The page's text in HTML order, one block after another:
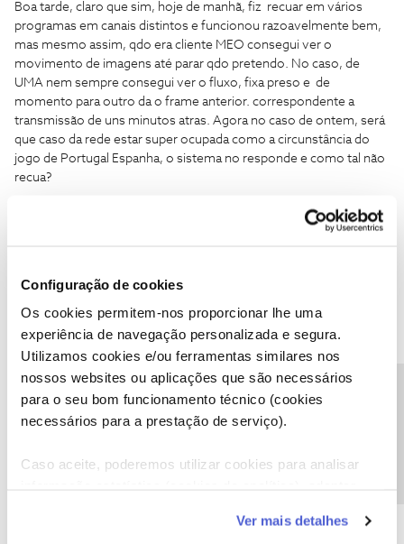
Configuração de cookies
Os cookies permitem-nos proporcionar lhe uma
experiência de navegação personalizada e segura.
Utilizamos cookies e/ou ferramentas similares nos
nossos websites ou aplicações que são necessários
para o seu bom funcionamento técnico (cookies
necessários para a prestação de serviço).
Caso aceite, poderemos utilizar cookies para analisar
funcionalidades (cookies de personalização e
Ver mais detalhes
Boa tarde, claro que sim, hoje de manhã, fiz recuar em vários
programas em canais distintos e funcionou razoavelmente bem,
mas mesmo assim, qdo era cliente MEO consegui ver o
movimento de imagens até parar qdo pretendo. No caso, de
UMA nem sempre consegui ver o fluxo, fixa preso e de
momento para outro da o frame anterior. correspondente a
transmissão de uns minutos atras. Agora no caso de ontem, será
que caso da rede estar super ocupada como a circunstância do
jogo de Portugal Espanha, o sistema no responde e como tal não
recua?
Mário P.
Boa tarde, ​ @Toni95
Percebemos a situação.
Sugerimos que teste o acesso nos próximos dias.
Caso continue a verificar a mesma dificuldade, indique-nos, por
favor, de forma a podermos ajudar.